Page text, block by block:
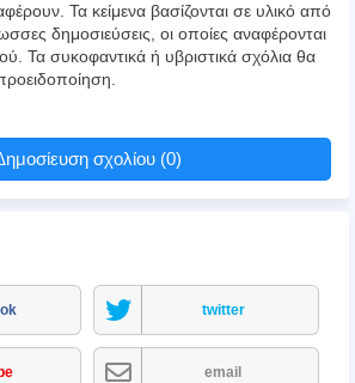
Τα κείμενα βασίζονται σε υλικό από
δημοσιεύσεις, οι οποίες αναφέρονται
Τα συκοφαντικά ή υβριστικά σχόλια θα
σχολίου (0)
twitter
email